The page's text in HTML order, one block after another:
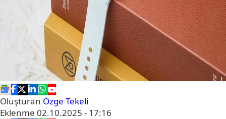
Oluşturan Özge Tekeli
Eklenme 02.10.2025 - 17:16